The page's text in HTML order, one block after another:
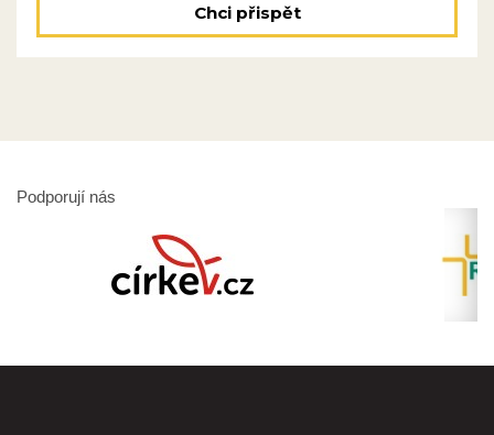
Chci přispět
Podporují nás